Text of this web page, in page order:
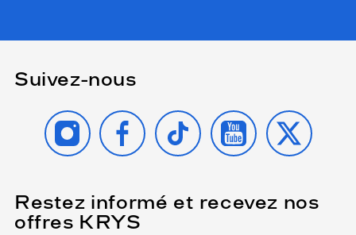
Suivez-nous
INSTAGRAMFACEBOOK
TIKTOK YOUTUBE
X
Restez informé et recevez nos
offres KRYS
Name
(Ce
champ
est